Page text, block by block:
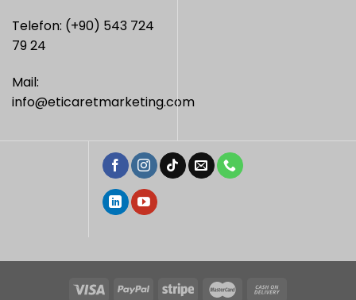
Telefon: (+90) 543 724
79 24
Mail:
info@eticaretmarketing.com